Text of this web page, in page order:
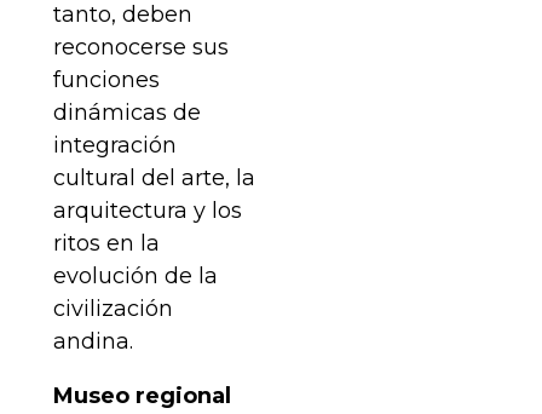
tanto, deben
reconocerse sus
funciones
dinámicas de
integración
cultural del arte, la
arquitectura y los
ritos en la
evolución de la
civilización
andina.
Museo regional